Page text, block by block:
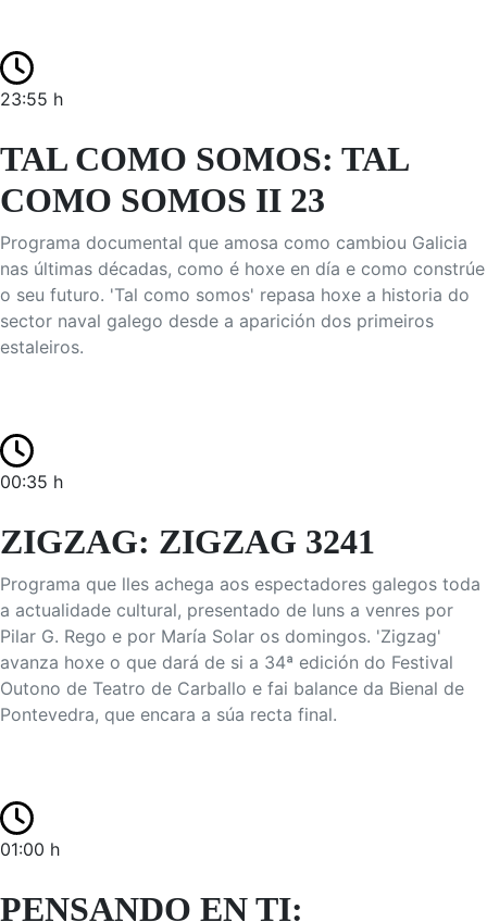
23:55 h
TAL COMO SOMOS: TAL
COMO SOMOS II 23
Programa documental que amosa como cambiou Galicia
nas últimas décadas, como é hoxe en día e como constrúe
o seu futuro. 'Tal como somos' repasa hoxe a historia do
sector naval galego desde a aparición dos primeiros
estaleiros.
00:35 h
ZIGZAG: ZIGZAG 3241
Programa que lles achega aos espectadores galegos toda
a actualidade cultural, presentado de luns a venres por
Pilar G. Rego e por María Solar os domingos. 'Zigzag'
avanza hoxe o que dará de si a 34ª edición do Festival
Outono de Teatro de Carballo e fai balance da Bienal de
Pontevedra, que encara a súa recta final.
01:00 h
PENSANDO EN TI: